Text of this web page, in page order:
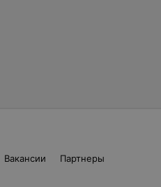
Вакансии
Партнеры